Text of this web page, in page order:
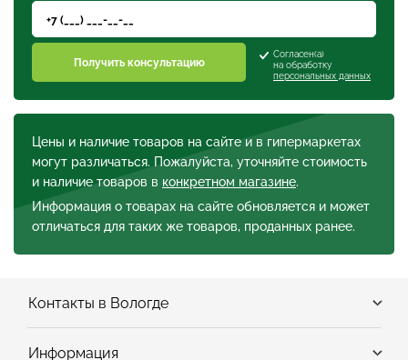
Цены и наличие товаров на сайте и в гипермаркетах
могут различаться. Пожалуйста, уточняйте стоимость
и наличие товаров в конкретном магазине.
Информация о товарах на сайте обновляется и может
отличаться для таких же товаров, проданных ранее.
Получить консультацию
Согласен(а)
на обработку
персональных данных
Контакты в Вологде
Информация